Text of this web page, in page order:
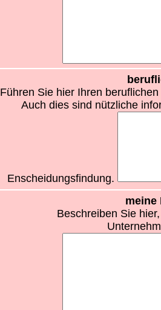
Führen Sie hier Ihren
Auch dies sind nützliche
Enscheidungsfindung.
meine
Beschreiben Sie